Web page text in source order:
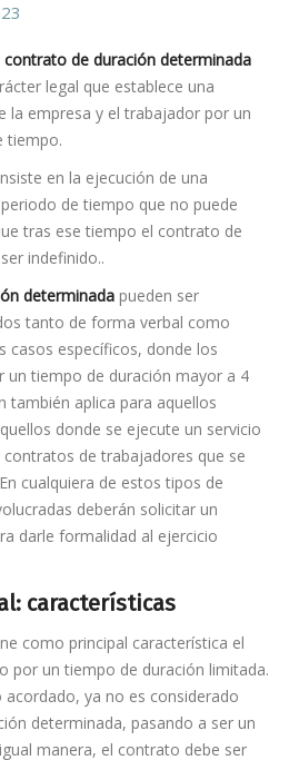
contrato de duración determinada
legal que establece una
la empresa y el trabajador por un
tiempo.
en la ejecución de una
de tiempo que no puede
tras ese tiempo el contrato de
indefinido..
determinada pueden ser
tanto de forma verbal como
casos específicos, donde los
un tiempo de duración mayor a 4
también aplica para aquellos
donde se ejecute un servicio
de trabajadores que se
cualquiera de estos tipos de
deberán solicitar un
darle formalidad al ejercicio
características
como principal característica el
por un tiempo de duración limitada.
acordado, ya no es considerado
determinada, pasando a ser un
manera, el contrato debe ser